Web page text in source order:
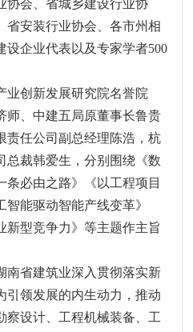
协会、省城乡建设行业协
省安装行业协会、各市州相
设企业代表以及专家学者500
业创新发展研究院名誉院
师、中建五局原董事长鲁贵
责任公司副总经理陈浩 ，杭
总裁韩爱生 ，分别围绕《数
条必由之路》《以工程项目
智能驱动智能产线变革》
新型竞争力》等主题作主旨
南省建筑业深入贯彻落实新
引领发展的内生动力 ，推动
察设计、工程机械装备、工